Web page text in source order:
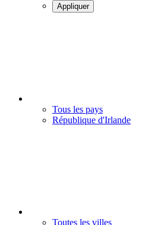
Appliquer
Tous les pays
République d'Irlande
Toutes les villes